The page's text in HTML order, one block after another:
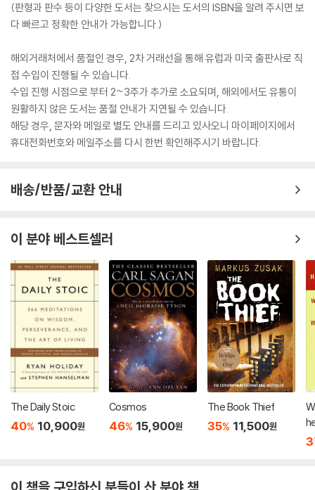
(판형과 판수 등이 다양한 도서는 찾으시는 도서의 ISBN을 알려 주시면 보
다 빠르고 정확한 안내가 가능합니다.)
해외거래처에서 품절인 경우, 2차 거래선을 통해 유럽과 미국 출판사로 직
접 수입이 진행될 수 있습니다.
수입 진행 시점으로 부터 2~3주가 추가로 소요되며, 해외에서도 유통이
원활하지 않은 도서는 품절 안내가 지연될 수 있습니다.
해당 경우, 문자와 메일로 별도 안내를 드리고 있사오니 마이페이지에서
휴대전화번호와 메일주소를 다시 한번 확인해주시기 바랍니다.
배송/반품/교환 안내
이 분야 베스트셀러
The Daily Stoic
40% 10,900원
Cosmos
46% 15,900원
The Book Thief
35% 11,500원